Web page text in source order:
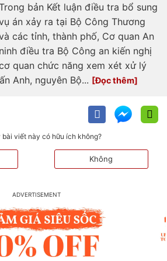
bản Kết luận điều tra bổ sung
án xảy ra tại Bộ Công Thương
các tỉnh, thành phố, Cơ quan An
ninh điều tra Bộ Công an kiến nghị
quan chức năng xem xét xử lý
Anh, nguyên Bộ...
bài viết này có hữu ích không?
Không